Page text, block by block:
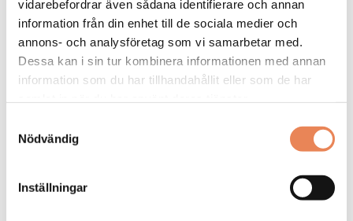
vidarebefordrar även sådana identifierare och annan
information från din enhet till de sociala medier och
annons- och analysföretag som vi samarbetar med.
Dessa kan i sin tur kombinera informationen med annan
information som du har tillhandahållit eller som de har
Nödvändig
Inställningar
LEDIGA JOBB
DAGAR
General Manager/Hotelldirektör
KVAR: